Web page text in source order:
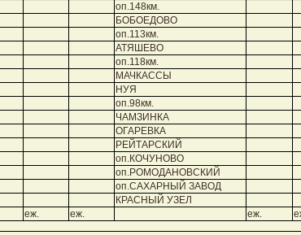
оп.148км.
БОБОЕДОВО
оп.113км.
АТЯШЕВО
оп.118км.
МАЧКАССЫ
НУЯ
оп.98км.
ЧАМЗИНКА
ОГАРЕВКА
РЕЙТАРСКИЙ
оп.КОЧУНОВО
оп.РОМОДАНОВСКИЙ
оп.САХАРНЫЙ ЗАВОД
КРАСНЫЙ УЗЕЛ
еж. еж. еж.